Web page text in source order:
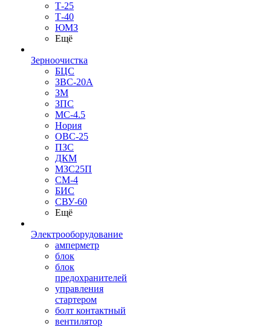
Т-25
Т-40
ЮМЗ
Ещё
Зерноочистка
БЦС
ЗВС-20А
ЗМ
ЗПС
МС-4.5
Нория
ОВС-25
ПЗС
ДКМ
МЗС25П
СМ-4
БИС
СВУ-60
Ещё
Электрооборудование
амперметр
блок
блок
предохранителей
управления
стартером
болт контактный
вентилятор